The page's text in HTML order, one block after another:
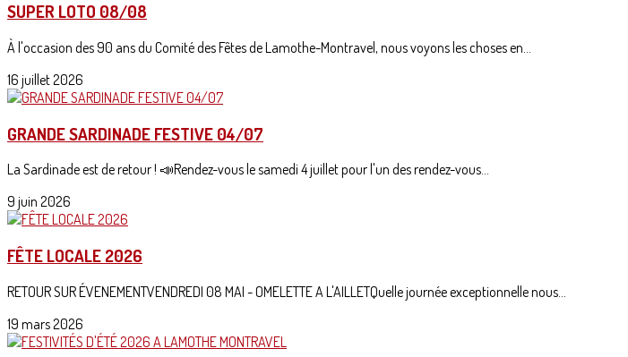
SUPER LOTO 08/08
À l'occasion des 90 ans du Comité des Fêtes de Lamothe-Montravel, nous voyons les choses en...
16 juillet 2026
GRANDE SARDINADE FESTIVE 04/07
La Sardinade est de retour ! 📣Rendez-vous le samedi 4 juillet pour l'un des rendez-vous...
9 juin 2026
FÊTE LOCALE 2026
RETOUR SUR ÉVENEMENTVENDREDI 08 MAI - OMELETTE A L'AILLETQuelle journée exceptionnelle nous...
19 mars 2026